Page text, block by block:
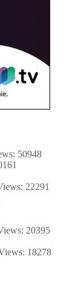
50948
22291
20395
18278